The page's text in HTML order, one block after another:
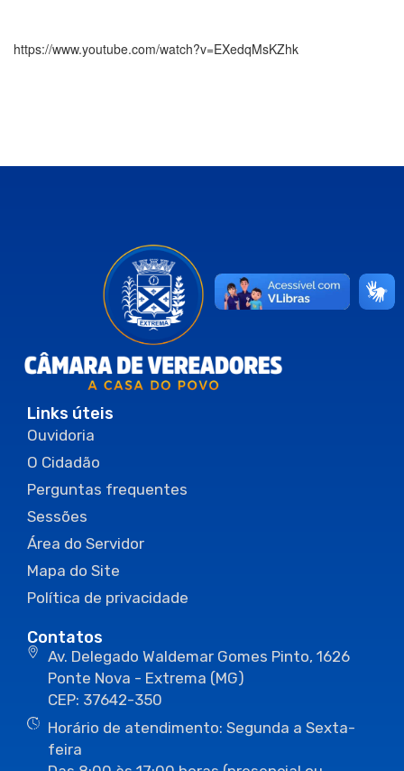
https://www.youtube.com/watch?v=EXedqMsKZhk
Links úteis
Ouvidoria
O Cidadão
Perguntas frequentes
Sessões
Área do Servidor
Mapa do Site
Política de privacidade
Contatos
Av. Delegado Waldemar Gomes Pinto, 1626
Ponte Nova - Extrema (MG)
CEP: 37642-350
Horário de atendimento: Segunda a Sexta-
feira